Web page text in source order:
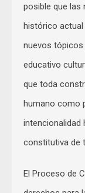
posible que las
histórico actual
nuevos
educativo
que toda
humano como
constitutiva de
El Proceso de